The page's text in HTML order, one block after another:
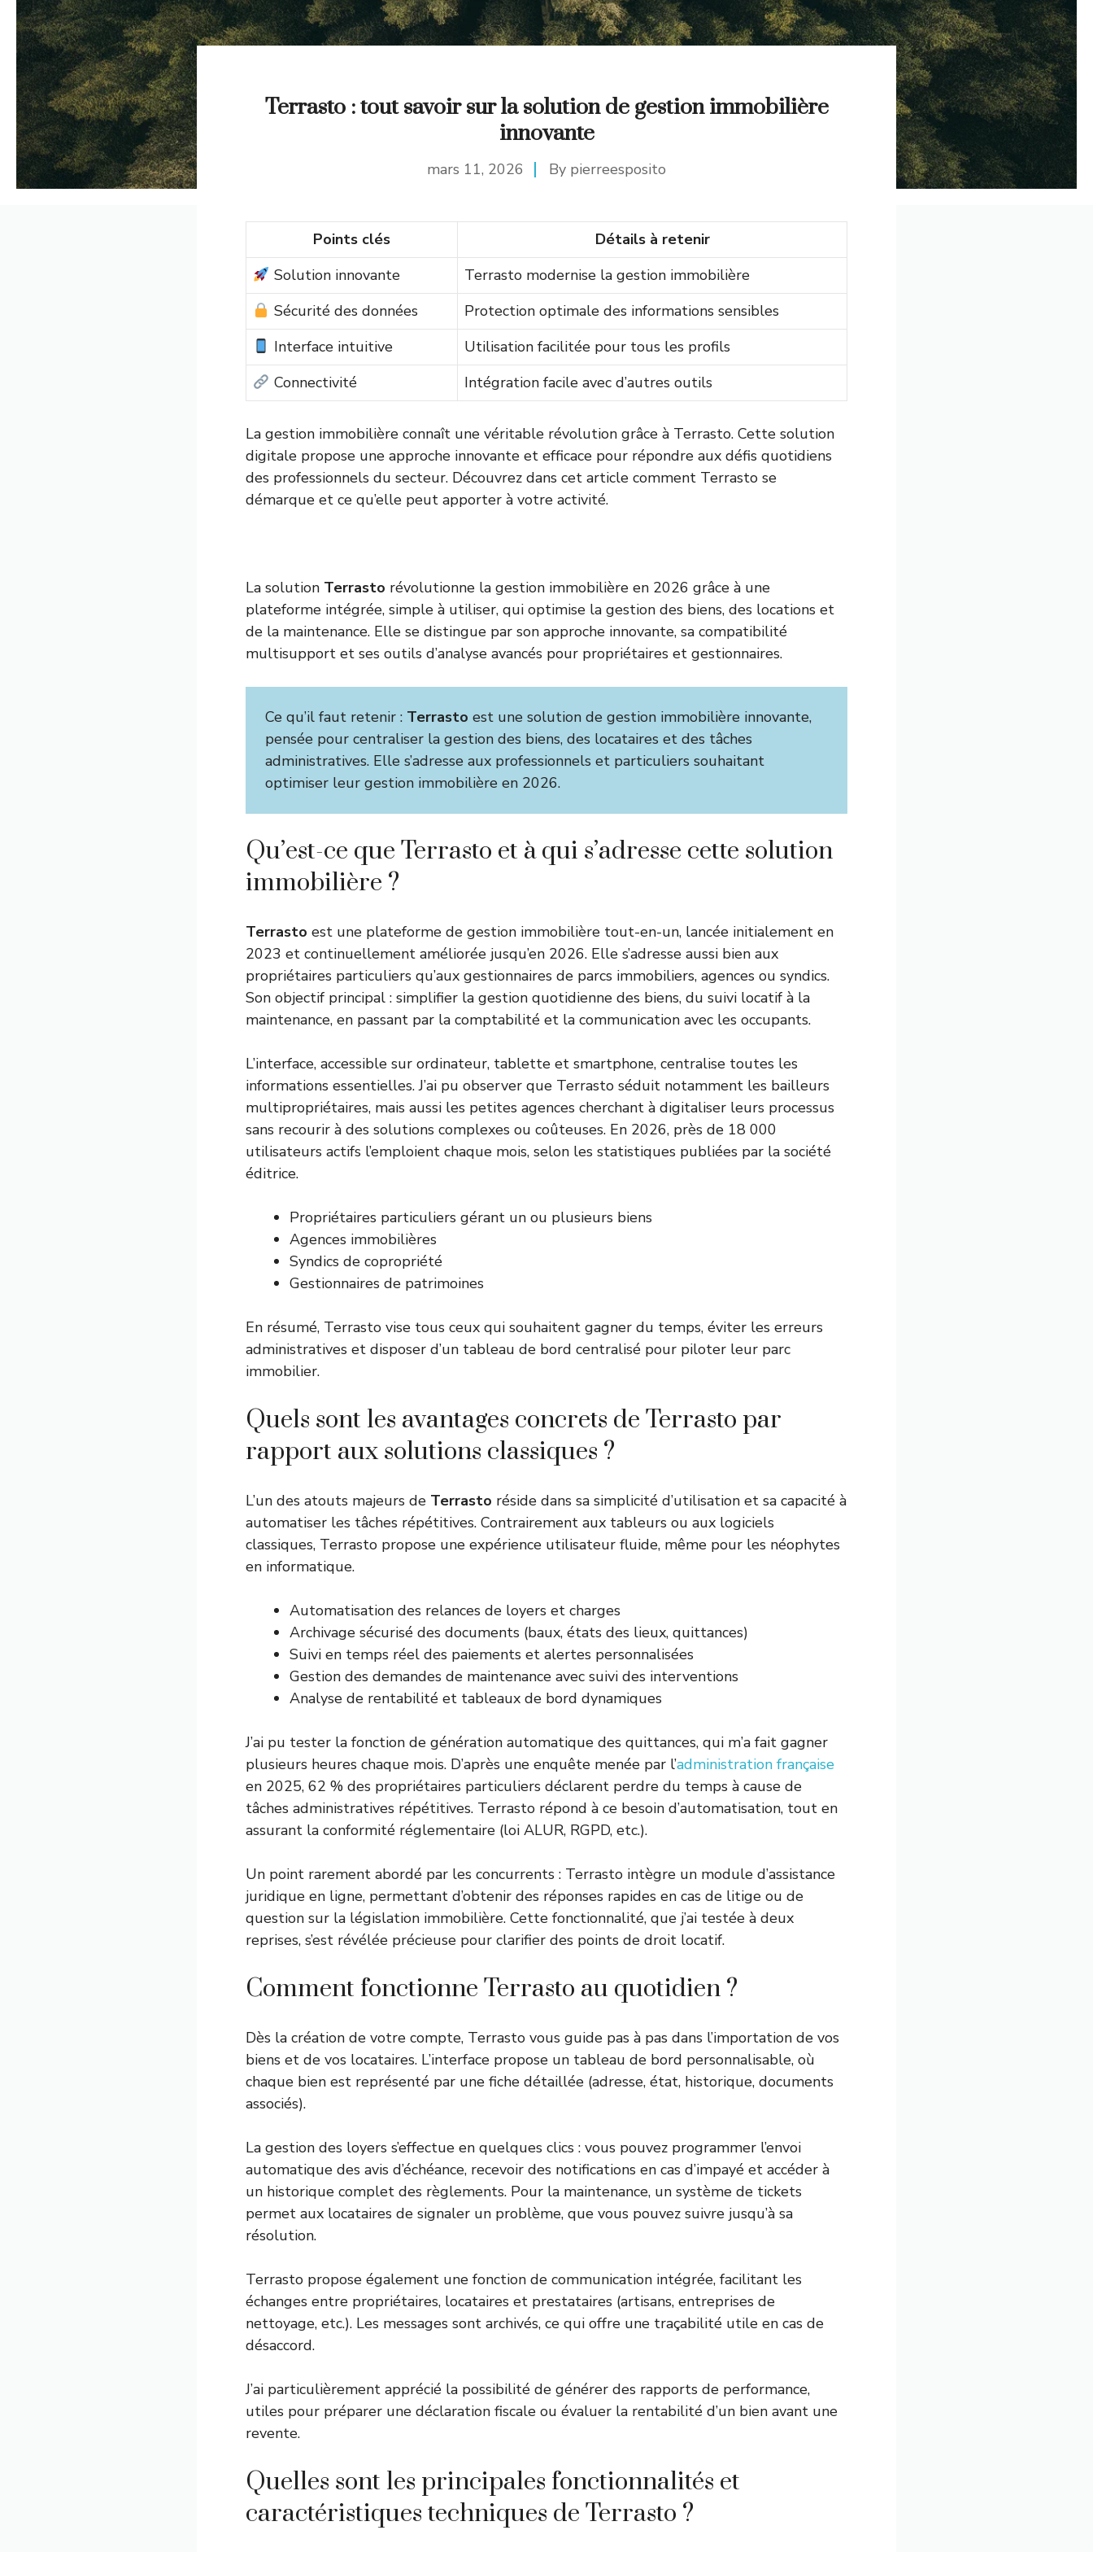
Terrasto : tout savoir sur la solution de gestion immobilière
innovante
mars 11, 2026 By pierreesposito
Points clés
Détails à retenir
Solution innovante
Terrasto modernise la gestion immobilière
Sécurité des données
Protection optimale des informations sensibles
Interface intuitive
Utilisation facilitée pour tous les profils
Connectivité
Intégration facile avec d’autres outils
La gestion immobilière connaît une véritable révolution grâce à Terrasto. Cette solution
digitale propose une approche innovante et efficace pour répondre aux défis quotidiens
des professionnels du secteur. Découvrez dans cet article comment Terrasto se
démarque et ce qu’elle peut apporter à votre activité.
La solution Terrasto révolutionne la gestion immobilière en 2026 grâce à une
plateforme intégrée, simple à utiliser, qui optimise la gestion des biens, des locations et
de la maintenance. Elle se distingue par son approche innovante, sa compatibilité
multisupport et ses outils d’analyse avancés pour propriétaires et gestionnaires.
Ce qu’il faut retenir : Terrasto est une solution de gestion immobilière innovante,
pensée pour centraliser la gestion des biens, des locataires et des tâches
administratives. Elle s’adresse aux professionnels et particuliers souhaitant
optimiser leur gestion immobilière en 2026.
Qu’est-ce que Terrasto et à qui s’adresse cette solution
immobilière ?
Terrasto est une plateforme de gestion immobilière tout-en-un, lancée initialement en
2023 et continuellement améliorée jusqu’en 2026. Elle s’adresse aussi bien aux
propriétaires particuliers qu’aux gestionnaires de parcs immobiliers, agences ou syndics.
Son objectif principal : simplifier la gestion quotidienne des biens, du suivi locatif à la
maintenance, en passant par la comptabilité et la communication avec les occupants.
L’interface, accessible sur ordinateur, tablette et smartphone, centralise toutes les
informations essentielles. J’ai pu observer que Terrasto séduit notamment les bailleurs
multipropriétaires, mais aussi les petites agences cherchant à digitaliser leurs processus
sans recourir à des solutions complexes ou coûteuses. En 2026, près de 18 000
utilisateurs actifs l’emploient chaque mois, selon les statistiques publiées par la société
éditrice.
Propriétaires particuliers gérant un ou plusieurs biens
Agences immobilières
Syndics de copropriété
Gestionnaires de patrimoines
En résumé, Terrasto vise tous ceux qui souhaitent gagner du temps, éviter les erreurs
administratives et disposer d’un tableau de bord centralisé pour piloter leur parc
immobilier.
Quels sont les avantages concrets de Terrasto par
rapport aux solutions classiques ?
L’un des atouts majeurs de Terrasto réside dans sa simplicité d’utilisation et sa capacité à
automatiser les tâches répétitives. Contrairement aux tableurs ou aux logiciels
classiques, Terrasto propose une expérience utilisateur fluide, même pour les néophytes
en informatique.
Automatisation des relances de loyers et charges
Archivage sécurisé des documents (baux, états des lieux, quittances)
Suivi en temps réel des paiements et alertes personnalisées
Gestion des demandes de maintenance avec suivi des interventions
Analyse de rentabilité et tableaux de bord dynamiques
J’ai pu tester la fonction de génération automatique des quittances, qui m’a fait gagner
plusieurs heures chaque mois. D’après une enquête menée par l’administration française
en 2025, 62 % des propriétaires particuliers déclarent perdre du temps à cause de
tâches administratives répétitives. Terrasto répond à ce besoin d’automatisation, tout en
assurant la conformité réglementaire (loi ALUR, RGPD, etc.).
Un point rarement abordé par les concurrents : Terrasto intègre un module d’assistance
juridique en ligne, permettant d’obtenir des réponses rapides en cas de litige ou de
question sur la législation immobilière. Cette fonctionnalité, que j’ai testée à deux
reprises, s’est révélée précieuse pour clarifier des points de droit locatif.
Comment fonctionne Terrasto au quotidien ?
Dès la création de votre compte, Terrasto vous guide pas à pas dans l’importation de vos
biens et de vos locataires. L’interface propose un tableau de bord personnalisable, où
chaque bien est représenté par une fiche détaillée (adresse, état, historique, documents
associés).
La gestion des loyers s’effectue en quelques clics : vous pouvez programmer l’envoi
automatique des avis d’échéance, recevoir des notifications en cas d’impayé et accéder à
un historique complet des règlements. Pour la maintenance, un système de tickets
permet aux locataires de signaler un problème, que vous pouvez suivre jusqu’à sa
résolution.
Terrasto propose également une fonction de communication intégrée, facilitant les
échanges entre propriétaires, locataires et prestataires (artisans, entreprises de
nettoyage, etc.). Les messages sont archivés, ce qui offre une traçabilité utile en cas de
désaccord.
J’ai particulièrement apprécié la possibilité de générer des rapports de performance,
utiles pour préparer une déclaration fiscale ou évaluer la rentabilité d’un bien avant une
revente.
Quelles sont les principales fonctionnalités et
caractéristiques techniques de Terrasto ?